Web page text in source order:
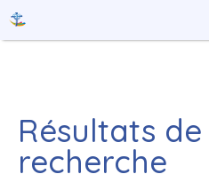
contenu.
Aller
personnels
Résultats de
recherche